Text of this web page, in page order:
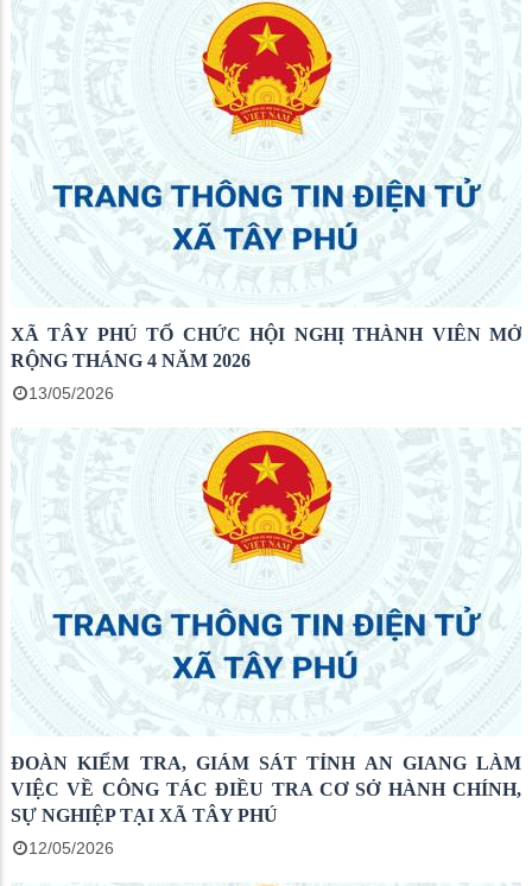
XÃ TÂY PHÚ TỔ CHỨC HỘI NGHỊ THÀNH VIÊN MỞ
RỘNG THÁNG 4 NĂM 2026
13/05/2026
ĐOÀN KIỂM TRA, GIÁM SÁT TỈNH AN GIANG LÀM
VIỆC VỀ CÔNG TÁC ĐIỀU TRA CƠ SỞ HÀNH CHÍNH,
SỰ NGHIỆP TẠI XÃ TÂY PHÚ
12/05/2026